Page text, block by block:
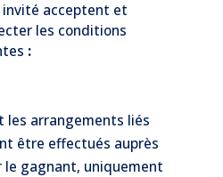
acceptent et
les conditions
:
les arrangements liés
être effectués auprès
le gagnant, uniquement